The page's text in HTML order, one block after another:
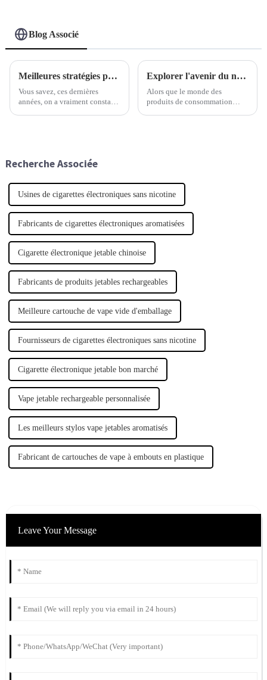
Blog Associé
Meilleures stratégies pour se procurer les meilleures cigarettes électroniques jetables au monde
Vous savez, ces dernières
années, on a vraiment constaté
Explorer l'avenir du narguilé électrique à la 138e Foire d'import-export de Chine 2025
Alors que le monde des
produits de consommation
Recherche Associée
Usines de cigarettes électroniques sans nicotine
Fabricants de cigarettes électroniques aromatisées
Cigarette électronique jetable chinoise
Fabricants de produits jetables rechargeables
Meilleure cartouche de vape vide d'emballage
Fournisseurs de cigarettes électroniques sans nicotine
Cigarette électronique jetable bon marché
Vape jetable rechargeable personnalisée
Les meilleurs stylos vape jetables aromatisés
Fabricant de cartouches de vape à embouts en plastique
Leave Your Message